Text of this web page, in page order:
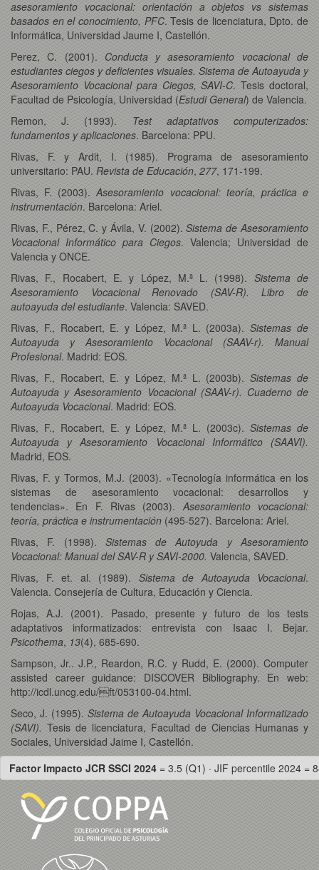
asesoramiento vocacional: orientación a objetos vs sistemas
basados en el conocimiento, PFC. Tesis de licenciatura, Dpto. de
Informática, Universidad Jaume I, Castellón.
Perez, C. (2001). Conducta y asesoramiento vocacional de
estudiantes ciegos y deficientes visuales. Sistema de Autoayuda y
Asesoramiento Vocacional para Ciegos, SAVI-C. Tesis doctoral,
Facultad de Psicología, Universidad (Estudi General) de Valencia.
Remon, J. (1993). Test adaptativos computerizados:
fundamentos y aplicaciones. Barcelona: PPU.
Rivas, F. y Ardit, I. (1985). Programa de asesoramiento
universitario: PAU. Revista de Educación, 277, 171-199.
Rivas, F. (2003).Asesoramiento vocacional: teoría, práctica e
instrumentación. Barcelona: Ariel.
Rivas, F., Pérez, C. y Ávila, V. (2002).Sistema de Asesoramiento
Vocacional Informático para Ciegos. Valencia; Universidad de
Valencia y ONCE.
Rivas, F., Rocabert, E. y López, M.ª L. (1998). Sistema de
Asesoramiento Vocacional Renovado (SAV-R). Libro de
autoayuda del estudiante. Valencia: SAVED.
Rivas, F., Rocabert, E. y López, M.ª L. (2003a).Sistemas de
Autoayuda y Asesoramiento Vocacional (SAAV-r). Manual
Profesional. Madrid: EOS.
Rivas, F., Rocabert, E. y López, M.ª L. (2003b).Sistemas de
Autoayuda y Asesoramiento Vocacional (SAAV-r). Cuaderno de
Autoayuda Vocacional. Madrid: EOS.
Rivas, F., Rocabert, E. y López, M.ª L. (2003c).Sistemas de
Autoayuda y Asesoramiento Vocacional Informático (SAAVI).
Madrid, EOS.
Rivas, F. y Tormos, M.J. (2003). «Tecnología informática en los
sistemas de asesoramiento vocacional: desarrollos y
tendencias». En F. Rivas (2003). Asesoramiento vocacional:
teoría, práctica e instrumentación (495-527). Barcelona: Ariel.
Rivas, F. (1998). Sistemas de Autoyuda y Asesoramiento
Vocacional: Manual del SAV-R y SAVI-2000. Valencia, SAVED.
Rivas, F. et. al. (1989). Sistema de Autoayuda Vocacional.
Valencia. Consejería de Cultura, Educación y Ciencia.
Rojas, A.J. (2001). Pasado, presente y futuro de los tests
adaptativos informatizados: entrevista con Isaac I. Bejar.
Psicothema, 13(4), 685-690.
Sampson, Jr.. J.P., Reardon, R.C. y Rudd, E. (2000). Computer
assisted career guidance: DISCOVER Bibliography. En web:
http://icdl.uncg.edu/ft/053100-04.html.
Seco, J. (1995). Sistema de Autoayuda Vocacional Informatizado
(SAVI). Tesis de licenciatura, Facultad de Ciencias Humanas y
Sociales, Universidad Jaime I, Castellón.
Factor Impacto JCR SSCI 2024 = 3.5 (Q1) · JIF percentile 2024 =